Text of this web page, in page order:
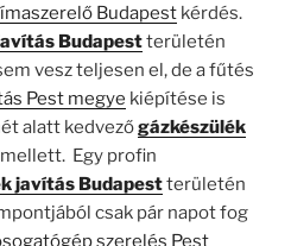
Budapestkérdés.
Budapestterületén
vesz teljesen el, de a fűtés
Pest megye kiépítése is
alatt kedvezőgázkészülék
mellett. Egy profin
javítás Budapestterületén
csak pár napot fog
szerelés Pest